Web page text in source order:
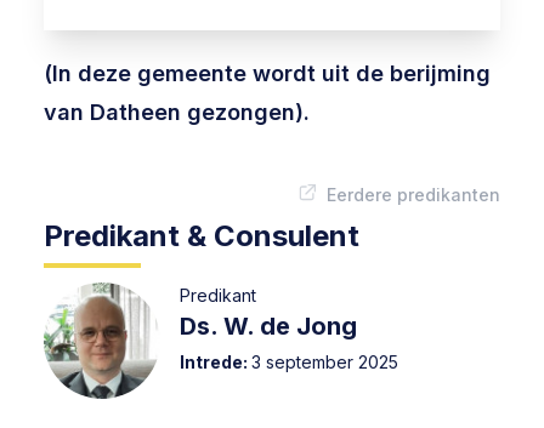
(In deze gemeente wordt uit de berijming
van Datheen gezongen).
Predikant & Consulent
Eerdere predikanten
Predikant
Ds. W. de Jong
Intrede: 3 september 2025